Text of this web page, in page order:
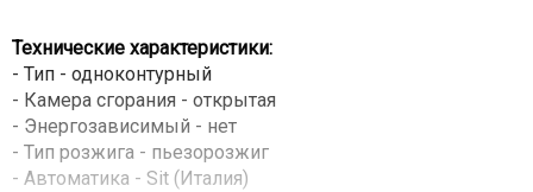
Технические характеристики:
- Тип - одноконтурный
- Камера сгорания - открытая
- Энергозависимый - нет
- Тип розжига - пьезорозжиг
- Автоматика - Sit (Италия)